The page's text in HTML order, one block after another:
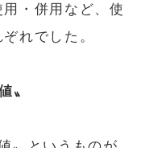
・併用など、使
れでした。
〟